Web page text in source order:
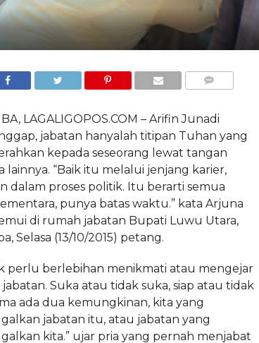
LAGALIGOPOS.COM – Arifin Junadi
jabatan hanyalah titipan Tuhan yang
kepada seseorang lewat tangan
lainnya. “Baik itu melalui jenjang karier,
dalam proses politik. Itu berarti semua
punya batas waktu.” kata Arjuna
di rumah jabatan Bupati Luwu Utara,
Selasa (13/10/2015) petang.
perlu berlebihan menikmati atau mengejar
Suka atau tidak suka, siap atau tidak
ada dua kemungkinan, kita yang
jabatan itu, atau jabatan yang
kita.” ujar pria yang pernah menjabat